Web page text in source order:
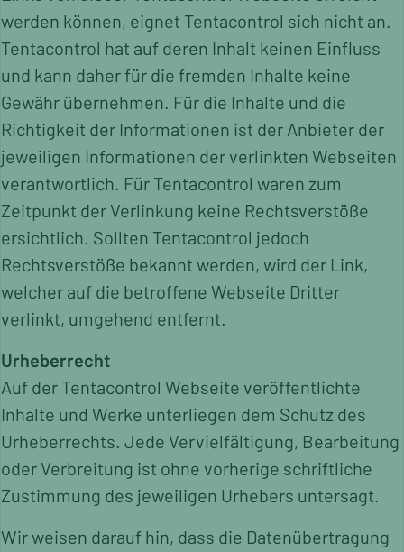
werden können, eignet Tentacontrol sich nicht an.
Tentacontrol hat auf deren Inhalt keinen Einfluss
und kann daher für die fremden Inhalte keine
Gewähr übernehmen. Für die Inhalte und die
Richtigkeit der Informationen ist der Anbieter der
jeweiligen Informationen der verlinkten Webseiten
verantwortlich. Für Tentacontrol waren zum
Zeitpunkt der Verlinkung keine Rechtsverstöße
ersichtlich. Sollten Tentacontrol jedoch
Rechtsverstöße bekannt werden, wird der Link,
welcher auf die betroffene Webseite Dritter
verlinkt, umgehend entfernt.
Urheberrecht
Auf der Tentacontrol Webseite veröffentlichte
Inhalte und Werke unterliegen dem Schutz des
Urheberrechts. Jede Vervielfältigung, Bearbeitung
oder Verbreitung ist ohne vorherige schriftliche
Zustimmung des jeweiligen Urhebers untersagt.
Wir weisen darauf hin, dass die Datenübertragung